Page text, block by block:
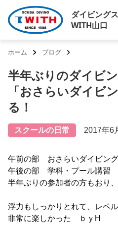
ダイビング
WITH山口
ホーム ブログ
半年ぶりのダイビ
「おさらいダイビ
る！
スクールの日常 2017年6
午前の部 おさらいダイビ
午後の部 学科・プール講習
半年ぶりの参加者の方もおり
浮力もしっかりとれて、レベ
非常に楽しかった ｂｙH